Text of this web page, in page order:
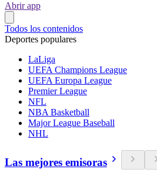
Abrir app
Todos los contenidos
Deportes populares
LaLiga
UEFA Champions League
UEFA Europa League
Premier League
NFL
NBA Basketball
Major League Baseball
NHL
Las mejores emisoras